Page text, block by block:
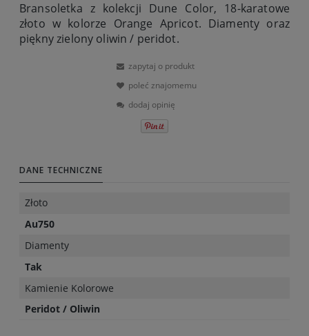
Bransoletka z kolekcji Dune Color, 18-karatowe
złoto w kolorze Orange Apricot. Diamenty oraz
piękny zielony oliwin / peridot.
zapytaj o produkt
poleć znajomemu
dodaj opinię
DANE TECHNICZNE
Złoto
Au750
Diamenty
Tak
Kamienie Kolorowe
Peridot / Oliwin